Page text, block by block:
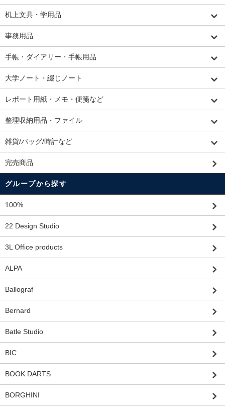
机上文具・学用品
事務用品
手帳・ダイアリー・手帳用品
大学ノート・綴じノート
レポート用紙・メモ・便箋など
整理収納用品・ファイル
雑貨/バッグ/時計など
完売商品
グループから探す
100%
22 Design Studio
3L Office products
ALPA
Ballograf
Bernard
Batle Studio
BIC
BOOK DARTS
BORGHINI